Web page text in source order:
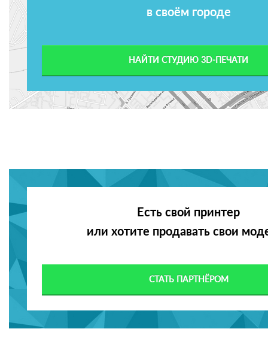
в своём городе
НАЙТИ СТУДИЮ 3D-ПЕЧАТИ
Есть свой принтер
или хотите продавать свои
СТАТЬ ПАРТНЁРОМ